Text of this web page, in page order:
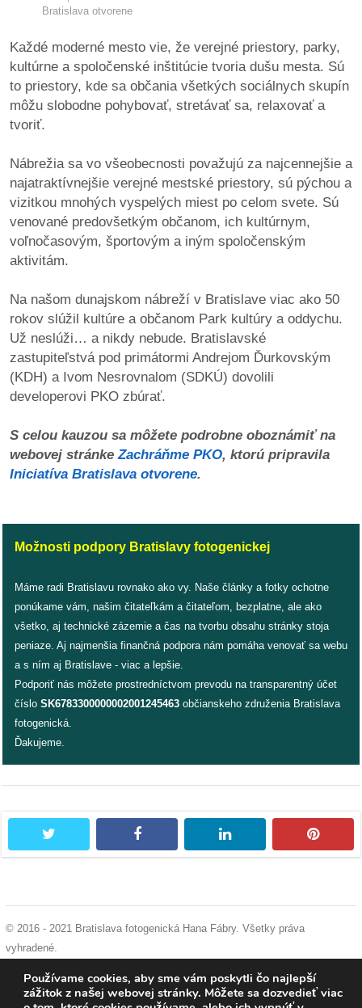
mestské
časti
kauzy
konania
stavebné
konania
pripomienkové
dobrá
prax
práca
petície
videá
vychádzky
/
knihy
/
výstavy
o
nás
podpora
autorské
zázemie
kontaktujte
nás
Bratislava otvorene
Každé moderné mesto vie, že verejné priestory, parky,
kultúrne a spoločenské inštitúcie tvoria dušu mesta. Sú
to priestory, kde sa občania všetkých sociálnych skupín
môžu slobodne pohybovať, stretávať sa, relaxovať a
tvoriť.
Nábrežia sa vo všeobecnosti považujú za najcennejšie a
najatraktívnejšie verejné mestské priestory, sú pýchou a
vizitkou mnohých vyspelých miest po celom svete. Sú
venované predovšetkým občanom, ich kultúrnym,
voľnočasovým, športovým a iným spoločenským
aktivitám.
Na našom dunajskom nábreží v Bratislave viac ako 50
rokov slúžil kultúre a občanom Park kultúry a oddychu.
Už neslúži… a nikdy nebude. Bratislavské
zastupiteľstvá pod primátormi Andrejom Ďurkovským
(KDH) a Ivom Nesrovnalom (SDKÚ) dovolili
developerovi PKO zbúrať.
S celou kauzou sa môžete podrobne oboznámiť na
webovej stránkeZachráňme PKO, ktorú pripravila
Iniciatíva Bratislava otvorene.
Možnosti podpory Bratislavy fotogenickej
Máme radi Bratislavu rovnako ako vy. Naše články a fotky ochotne
ponúkame vám, našim čitateľkám a čitateľom, bezplatne, ale ako
všetko, aj technické zázemie a čas na tvorbu obsahu stránky stoja
peniaze. Aj najmenšia finančná podpora nám pomáha venovať sa webu
a s ním aj Bratislave - viac a lepšie.
Podporiť nás môžete prostredníctvom prevodu na transparentný účet
číslo SK6783300000002001245463 občianskeho združenia Bratislava
fotogenická.
Ďakujeme.
facebook linkedin
© 2016 - 2021 Bratislava fotogenická Hana Fábry. Všetky práva
vyhradené.
cookies
Používame cookies, aby sme vám poskytli čo najlepší
zážitok z našej webovej stránky. Môžete sa dozvedieť viac